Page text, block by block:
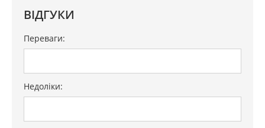
ВІДГУКИ
Переваги:
Недоліки: